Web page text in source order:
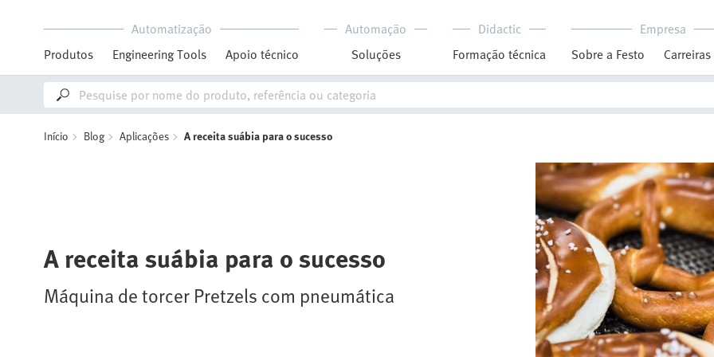
Automatização
Produtos
Engineering Tools Apoio técnico
Automação
Soluções
Didactic
Formação técnica
Empresa
Sobre a Festo
Carreiras
Início Blog Aplicações A receita suábia para o sucesso
A receita suábia para o sucesso
Máquina de torcer Pretzels com pneumática